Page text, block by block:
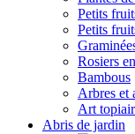
Petits
Petits
Rosiers
Bambous
Arbres et
Art
Abris de jardin